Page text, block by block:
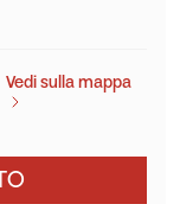
Vedi sulla mappa